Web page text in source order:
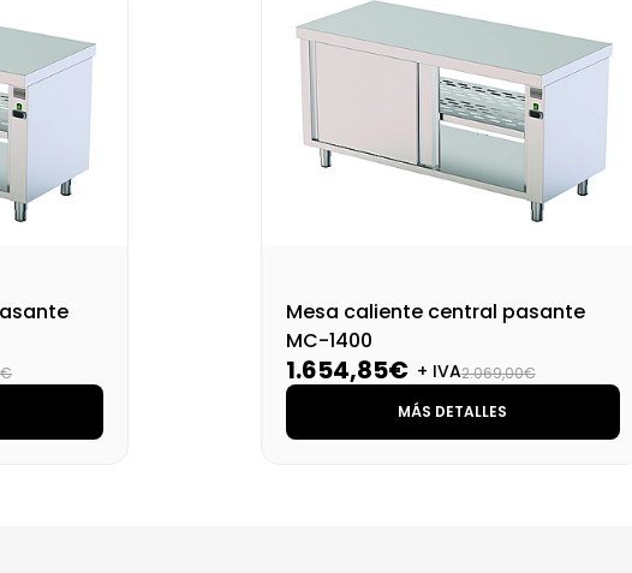
Mesa caliente central pasante
MC-1400
1.654,85€ + IVA2.069,00€
MÁS DETALLES